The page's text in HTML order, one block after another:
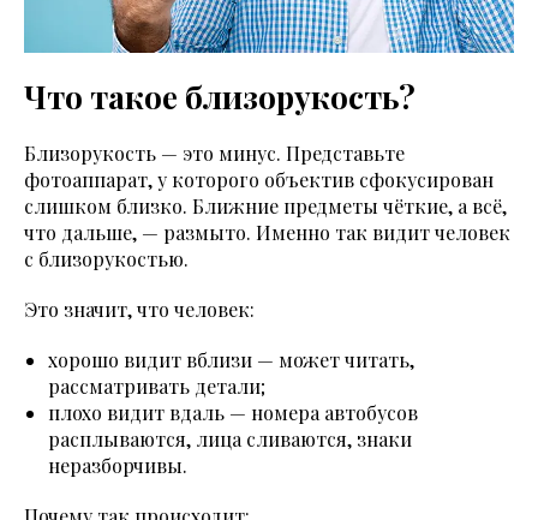
Что такое близорукость?
Близорукость — это минус. Представьте
фотоаппарат, у которого объектив сфокусирован
слишком близко. Ближние предметы чёткие, а всё,
что дальше, — размыто. Именно так видит человек
с близорукостью.
Это значит, что человек:
хорошо видит вблизи — может читать,
рассматривать детали;
плохо видит вдаль — номера автобусов
расплываются, лица сливаются, знаки
неразборчивы.